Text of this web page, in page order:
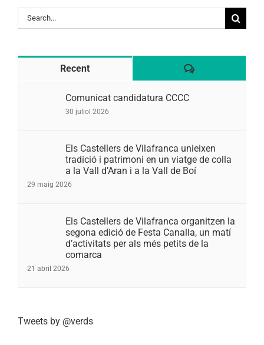
Search
for:
Recent Comentaris
Comunicat candidatura CCCC
30 juliol 2026
Els Castellers de Vilafranca unieixen
tradició i patrimoni en un viatge de colla
a la Vall d’Aran i a la Vall de Boí
29 maig 2026
Els Castellers de Vilafranca organitzen la
segona edició de Festa Canalla, un matí
d’activitats per als més petits de la
comarca
21 abril 2026
Tweets by @verds